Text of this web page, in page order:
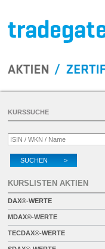
KURSSUCHE
SUCHEN >
KURSLISTEN AKTIEN
DAX®-WERTE
MDAX®-WERTE
TECDAX®-WERTE